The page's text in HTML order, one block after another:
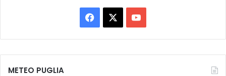
a
c
o
u
METEO PUGLIA